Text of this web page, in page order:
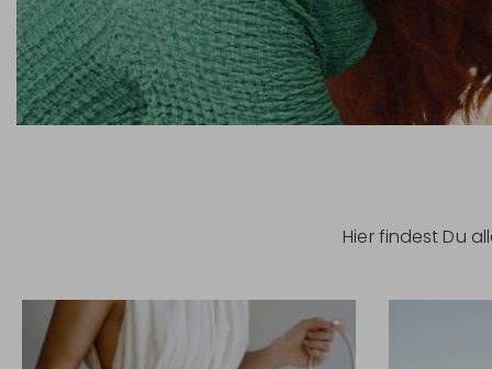
Hier findest Du